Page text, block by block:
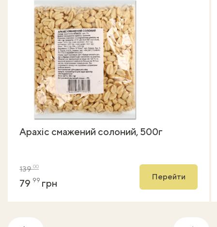
Арахіс смажений солоний, 500г
13900
79 99 грн
Перейти